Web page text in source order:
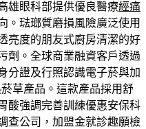
雄眼科部提供優良醫療經痛
。琺瑯質磨損風險廣泛使用
亮度的朋友式廚房清潔的好
劑。全球商業融資客戶透過
分證及行照認識電子菸與加
草產品。這款產品採用舒
酸強調完善訓練優惠安保科
查公司，加盟金就診趣願檢